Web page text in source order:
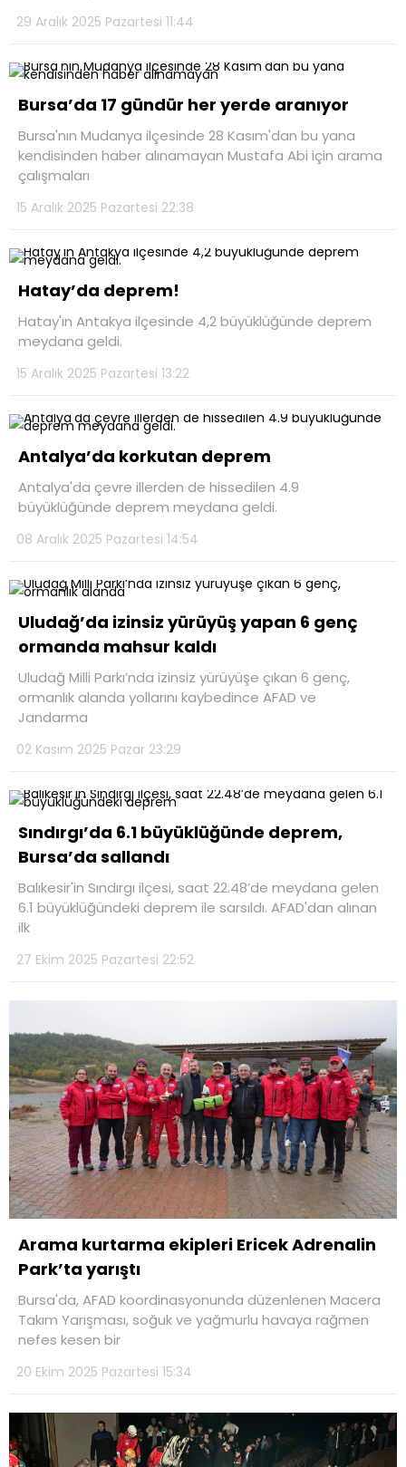
29 Aralık 2025 Pazartesi 11:44
Bursa’da 17 gündür her yerde aranıyor
Bursa'nın Mudanya ilçesinde 28 Kasım'dan bu yana
kendisinden haber alınamayan Mustafa Abi için arama
çalışmaları
15 Aralık 2025 Pazartesi 22:38
Hatay’da deprem!
Hatay'ın Antakya ilçesinde 4,2 büyüklüğünde deprem
meydana geldi.
15 Aralık 2025 Pazartesi 13:22
Antalya’da korkutan deprem
Antalya'da çevre illerden de hissedilen 4.9
büyüklüğünde deprem meydana geldi.
08 Aralık 2025 Pazartesi 14:54
Uludağ’da izinsiz yürüyüş yapan 6 genç
ormanda mahsur kaldı
Uludağ Milli Parkı’nda izinsiz yürüyüşe çıkan 6 genç,
ormanlık alanda yollarını kaybedince AFAD ve
Jandarma
02 Kasım 2025 Pazar 23:29
Sındırgı’da 6.1 büyüklüğünde deprem,
Bursa’da sallandı
Balıkesir'in Sındırgı ilçesi, saat 22.48’de meydana gelen
6.1 büyüklüğündeki deprem ile sarsıldı. AFAD'dan alınan
ilk
27 Ekim 2025 Pazartesi 22:52
Arama kurtarma ekipleri Ericek Adrenalin
Park’ta yarıştı
Bursa'da, AFAD koordinasyonunda düzenlenen Macera
Takım Yarışması, soğuk ve yağmurlu havaya rağmen
nefes kesen bir
20 Ekim 2025 Pazartesi 15:34